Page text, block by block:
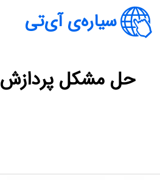
سیاره‌ی آی‌تی
حل مشکل پردازش Service Host: Local System و استفاده زیاد از CPU